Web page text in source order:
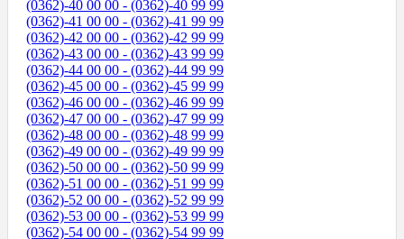
(0362)-40 00 00 - (0362)-40 99 99
(0362)-41 00 00 - (0362)-41 99 99
(0362)-42 00 00 - (0362)-42 99 99
(0362)-43 00 00 - (0362)-43 99 99
(0362)-44 00 00 - (0362)-44 99 99
(0362)-45 00 00 - (0362)-45 99 99
(0362)-46 00 00 - (0362)-46 99 99
(0362)-47 00 00 - (0362)-47 99 99
(0362)-48 00 00 - (0362)-48 99 99
(0362)-49 00 00 - (0362)-49 99 99
(0362)-50 00 00 - (0362)-50 99 99
(0362)-51 00 00 - (0362)-51 99 99
(0362)-52 00 00 - (0362)-52 99 99
(0362)-53 00 00 - (0362)-53 99 99
(0362)-54 00 00 - (0362)-54 99 99